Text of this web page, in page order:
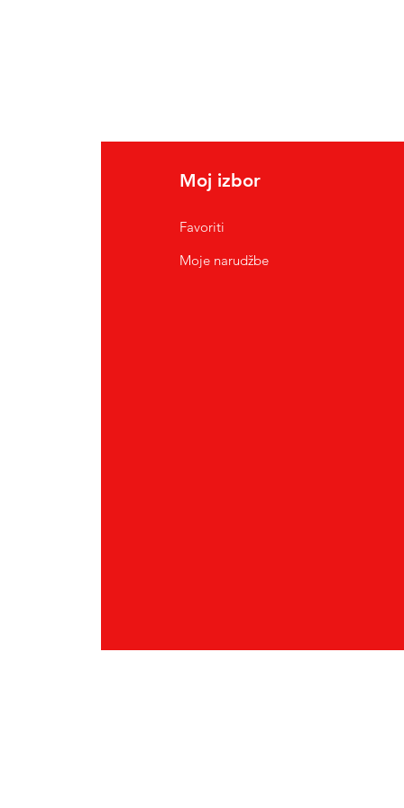
Moj izbor
Favoriti
Moje narudžbe